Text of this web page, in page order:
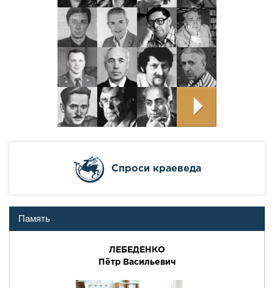
Cпроси краеведа
Память
ЛЕБЕДЕHКО
Пётp Васильевич